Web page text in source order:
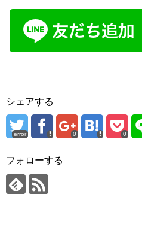
シェアする
error 0 0
フォローする